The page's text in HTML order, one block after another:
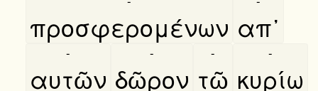
προσφερομένων απ᾿
αυτῶν
-
δῶρον
-
τῶ
-
κυρίω
-